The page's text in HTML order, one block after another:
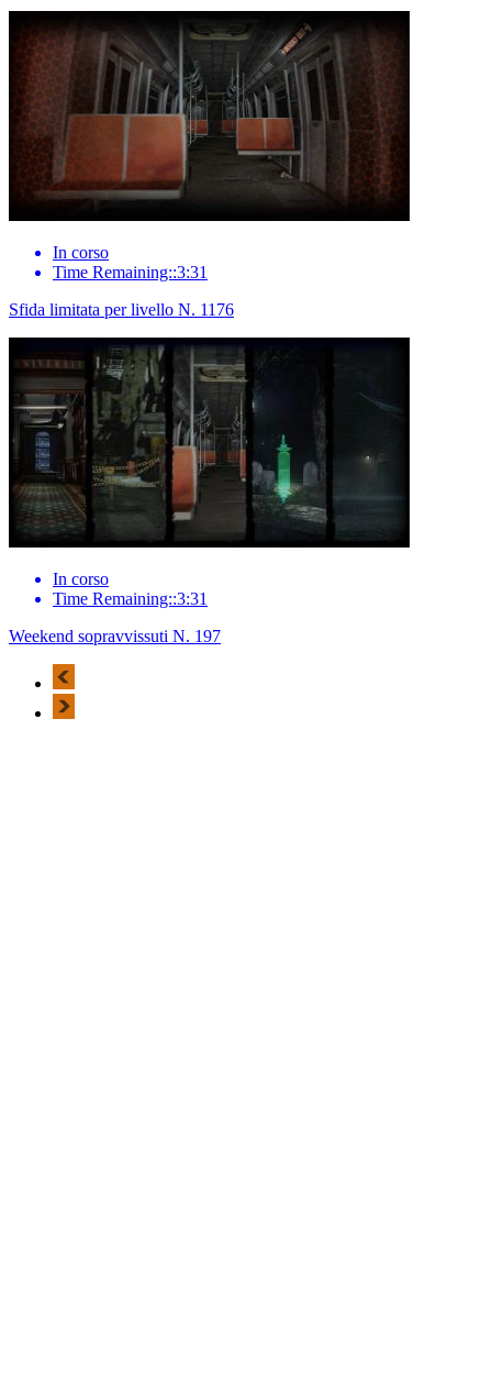
In corso
Time Remaining::3:31
Sfida limitata per livello N. 1176
In corso
Time Remaining::3:31
Weekend sopravvissuti N. 197